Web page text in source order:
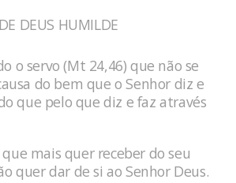
DEUS HUMILDE
o servo (Mt 24,46) que não se
do bem que o Senhor diz e
que pelo que diz e faz através
mais quer receber do seu
quer dar de si ao Senhor Deus.